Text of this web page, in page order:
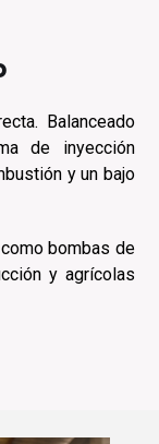
Balanceado
de inyección
y un bajo
bombas de
y agrícolas